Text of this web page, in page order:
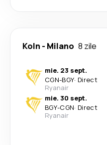
Koln - Milano 8 zile
mie. 23 sept.
CGN-BGY· Direct
Ryanair
mie. 30 sept.
BGY-CGN· Direct
Ryanair